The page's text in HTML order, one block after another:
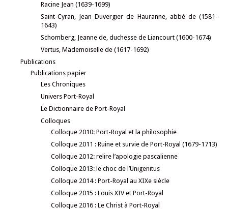
Racine Jean (1639-1699)
Saint-Cyran, Jean Duvergier de Hauranne, abbé de (1581-
1643)
Schomberg, Jeanne de, duchesse de Liancourt (1600-1674)
Vertus, Mademoiselle de (1617-1692)
Publications
Publications papier
Les Chroniques
Univers Port-Royal
Le Dictionnaire de Port-Royal
Colloques
Colloque 2010: Port-Royal et la philosophie
Colloque 2011 : Ruine et survie de Port-Royal (1679-1713)
Colloque 2012: relire l’apologie pascalienne
Colloque 2013: le choc de l’Unigenitus
Colloque 2014 : Port-Royal au XIXe siècle
Colloque 2015 : Louis XIV et Port-Royal
Colloque 2016 : Le Christ à Port-Royal